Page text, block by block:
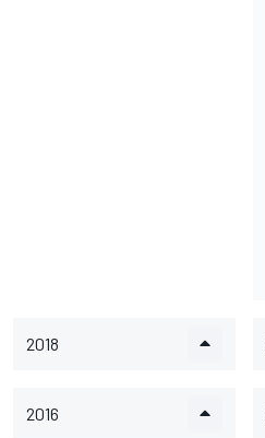
2018
2016